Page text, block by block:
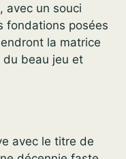
avec un souci
fondations posées
la matrice
du beau jeu et
avec le titre de